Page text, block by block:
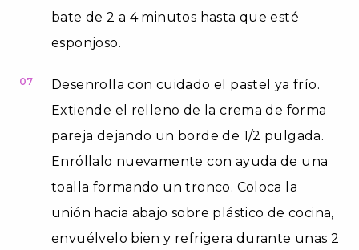
bate de 2 a 4 minutos hasta que esté
esponjoso.
07
Desenrolla con cuidado el pastel ya frío.
Extiende el relleno de la crema de forma
pareja dejando un borde de 1/2 pulgada.
Enróllalo nuevamente con ayuda de una
toalla formando un tronco. Coloca la
unión hacia abajo sobre plástico de cocina,
envuélvelo bien y refrigera durante unas 2